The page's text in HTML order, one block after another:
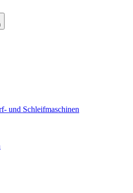
und Schleifmaschinen